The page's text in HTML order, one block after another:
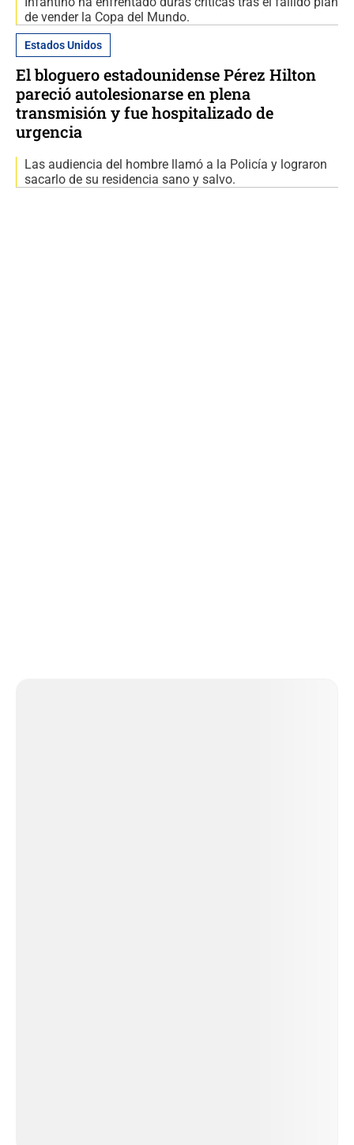
de vender la Copa del Mundo.
Estados Unidos
El bloguero estadounidense Pérez Hilton
pareció autolesionarse en plena
transmisión y fue hospitalizado de
urgencia
Las audiencia del hombre llamó a la Policía y lograron
sacarlo de su residencia sano y salvo.